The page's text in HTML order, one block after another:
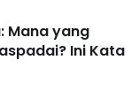
Mana yang
Ini Kata